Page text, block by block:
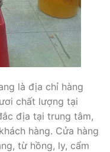
là địa chỉ hàng
chất lượng tại
địa tại trung tâm,
hàng. Cửa hàng
từ hồng, ly, cẩm